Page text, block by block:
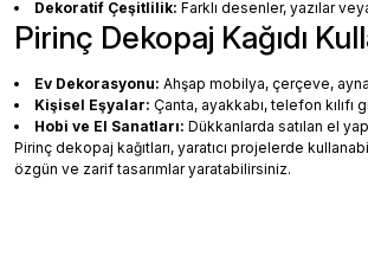
Dekoratif Çeşitlilik: Farklı desenler, yazılar
Pirinç Dekopaj Kağıdı
Ev Dekorasyonu: Ahşap mobilya, çerçeve,
Kişisel Eşyalar: Çanta, ayakkabı, telefon
Hobi ve El Sanatları: Dükkanlarda satılan el
Pirinç dekopaj kağıtları, yaratıcı projelerde
özgün ve zarif tasarımlar yaratabilirsiniz.